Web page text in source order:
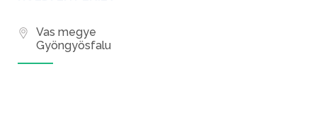
Vas megye
Gyöngyösfalu